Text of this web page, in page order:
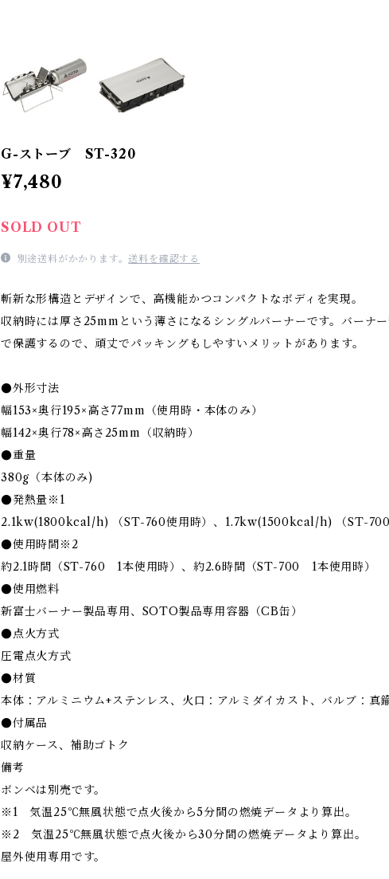
G-ストーブ ST-320
¥7,480
SOLD OUT
別途送料がかかります。送料を確認する
斬新な形構造とデザインで、高機能かつコンパクトなボディを実現。
収納時には厚さ25mmという薄さになるシングルバーナーです。バーナ
で保護するので、頑丈でパッキングもしやすいメリットがあります。
●外形寸法
幅153×奥行195×高さ77mm（使用時・本体のみ）
幅142×奥行78×高さ25mm（収納時）
●重量
380g（本体のみ)
●発熱量※1
2.1kw(1800kcal/h) （ST-760使用時）、1.7kw(1500kcal/h) （ST-700
●使用時間※2
約2.1時間（ST-760 1本使用時）、約2.6時間（ST-700 1本使用時）
●使用燃料
新富士バーナー製品専用、SOTO製品専用容器（CB缶）
●点火方式
圧電点火方式
●材質
本体：アルミニウム+ステンレス、火口：アルミダイカスト、バルブ：真
●付属品
収納ケース、補助ゴトク
備考
ボンベは別売です。
※1 気温25℃無風状態で点火後から5分間の燃焼データより算出。
※2 気温25℃無風状態で点火後から30分間の燃焼データより算出。
屋外使用専用です。